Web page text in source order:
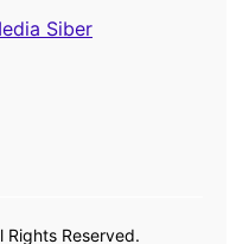
Siber
Reserved.